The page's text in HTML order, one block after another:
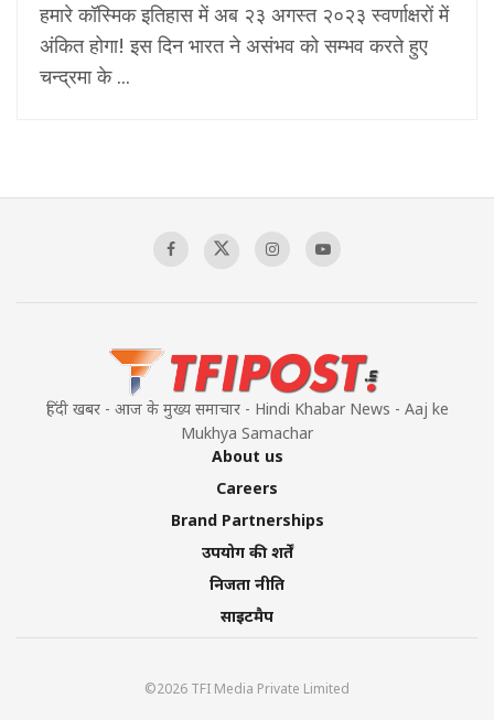
हमारे कॉस्मिक इतिहास में अब २३ अगस्त २०२३ स्वर्णाक्षरों में
अंकित होगा! इस दिन भारत ने असंभव को सम्भव करते हुए
चन्द्रमा के ...
हिंदी खबर - आज के मुख्य समाचार - Hindi Khabar News - Aaj ke
Mukhya Samachar
About us
Careers
Brand Partnerships
उपयोग की शर्तें
निजता नीति
साइटमैप
©2026 TFI Media Private Limited